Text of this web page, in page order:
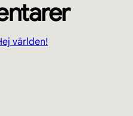
världen!